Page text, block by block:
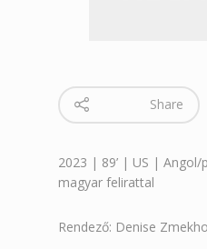
Share
2023 | 89’ | US | Angol/
magyar felirattal
Rendező: Denise